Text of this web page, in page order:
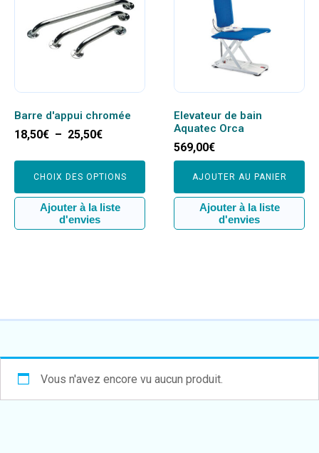
Barre d'appui chromée
18,50€ – 25,50€Plage
prix :
18,50€
à
25,50€
CHOIX DES OPTIONS
variations.
Les
choisies
sur
page
Ajouter à la liste
d'envies
Elevateur de bain
Aquatec Orca
569,00€
AJOUTER AU PANIER
Ajouter à la liste
d'envies
Vous n'avez encore vu aucun produit.